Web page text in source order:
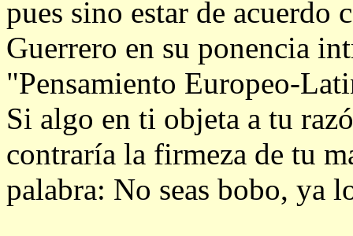
pues sino estar de
Guerrero en su ponencia
"Pensamiento Europeo-
Si algo en ti objeta a tu
contraría la firmeza de tu
palabra: No seas bobo, ya